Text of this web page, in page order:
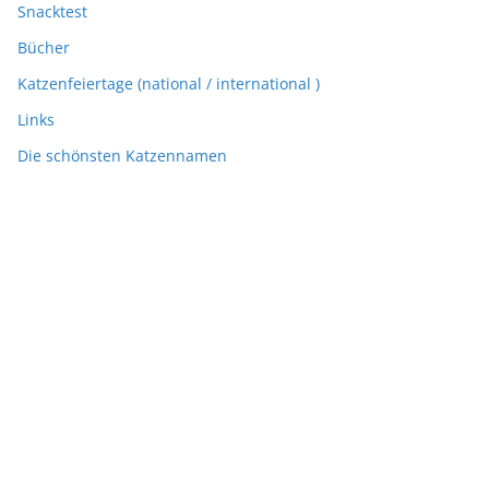
Snacktest
Bücher
Katzenfeiertage (national / international )
Links
Die schönsten Katzennamen